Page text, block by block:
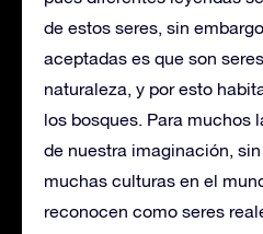
de estos seres, sin
aceptadas es que son
naturaleza, y por esto
los bosques. Para muchos
de nuestra imaginación,
muchas culturas en el
reconocen como seres